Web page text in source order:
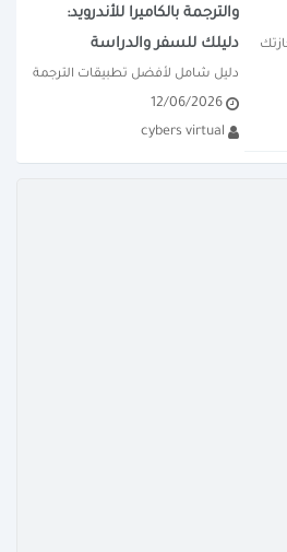
والترجمة بالكاميرا للأندرويد:
دليلك للسفر والدراسة
الأندرويد. مقارنة دقيقة بين...
12/06/2026
cybers virtual